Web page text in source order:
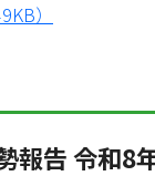
）
報告 令和8